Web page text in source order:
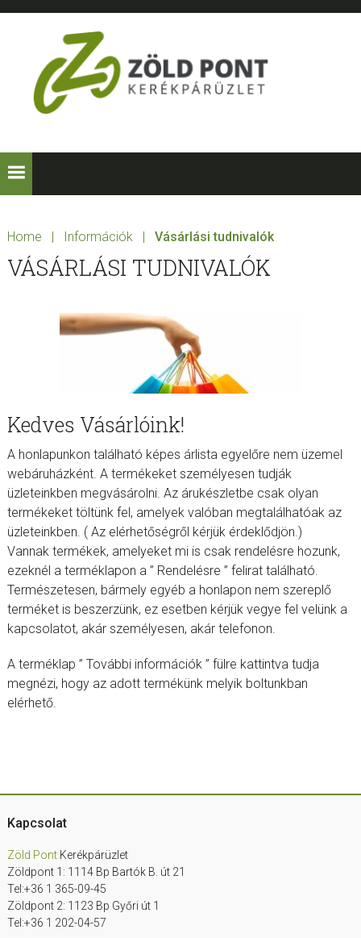
Skip
navigation
Skip
content
Skip
sidebar
Skip
ZÖLD
PONT
Home | Információk | Vásárlási tudnivalók
VÁSÁRLÁSI TUDNIVALÓK
Kedves Vásárlóink!
A honlapunkon található képes árlista egyelőre nem üzemel
webáruházként. A termékeket személyesen tudják
üzleteinkben megvásárolni. Az árukészletbe csak olyan
termékeket töltünk fel, amelyek valóban megtalálhatóak az
üzleteinkben. ( Az elérhetőségről kérjük érdeklődjön.)
Vannak termékek, amelyeket mi is csak rendelésre hozunk,
ezeknél a terméklapon a ” Rendelésre ” felirat található.
Természetesen, bármely egyéb a honlapon nem szereplő
terméket is beszerzünk, ez esetben kérjük vegye fel velünk a
kapcsolatot, akár személyesen, akár telefonon.
A terméklap ” További információk ” fülre kattintva tudja
megnézi, hogy az adott termékünk melyik boltunkban
elérhető.
Footer
Kapcsolat
Zöld PontKerékpárüzlet
Zöldpont 1: 1114 Bp Bartók B. út 21
Tel:+36 1 365-09-45
Zöldpont 2: 1123 Bp Győri út 1
Tel:+36 1 202-04-57